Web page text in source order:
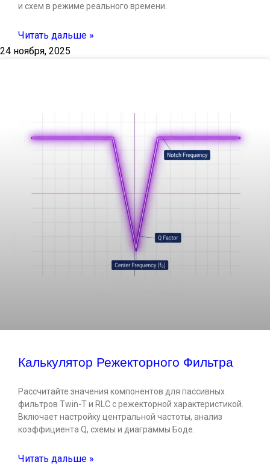
и схем в режиме реального времени.
Читать дальше »
24 ноября, 2025
Калькулятор Режекторного Фильтра
Рассчитайте значения компонентов для пассивных
фильтров Twin-T и RLC с режекторной характеристикой.
Включает настройку центральной частоты, анализ
коэффициента Q, схемы и диаграммы Боде.
Читать дальше »